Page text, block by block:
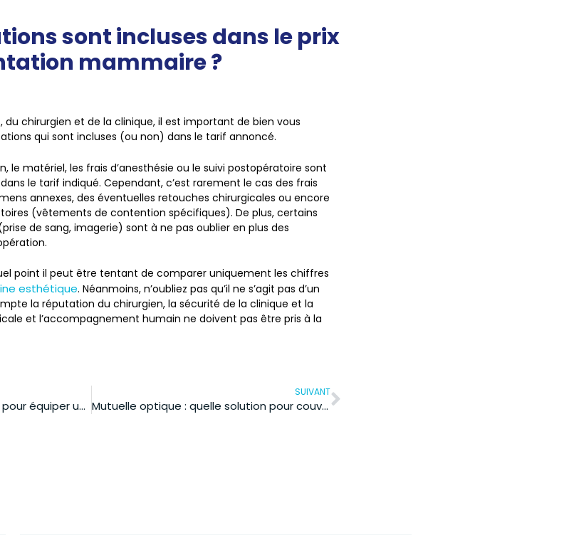
sont incluses dans le prix
mammaire ?
chirurgien et de la clinique, il est important de bien vous
qui sont incluses (ou non) dans le tarif annoncé.
le matériel, les frais d’anesthésie ou le suivi postopératoire sont
le tarif indiqué. Cependant, c’est rarement le cas des frais
annexes, des éventuelles retouches chirurgicales ou encore
(vêtements de contention spécifiques). De plus, certains
de sang, imagerie) sont à ne pas oublier en plus des
point il peut être tentant de comparer uniquement les chiffres
esthétique. Néanmoins, n’oubliez pas qu’il ne s’agit pas d’un
la réputation du chirurgien, la sécurité de la clinique et la
et l’accompagnement humain ne doivent pas être pris à la
Pourquoi choisir Healthmark pour équiper un hôpital moderne?
SUIVANT
Mutuelle optique : quelle solution pour couvrir ses lunettes et lentilles ?